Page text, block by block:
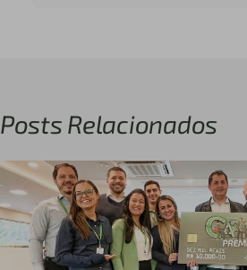
Posts Relacionados